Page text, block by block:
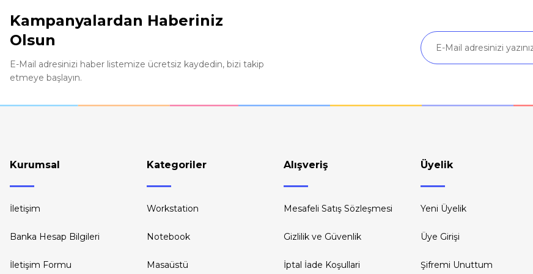
Ürün bilgilerinde hatalar bulunuyor.
Ürün fiyatı diğer sitelerden daha pahalı.
Kampanyalardan Haberiniz
Olsun
E-Mail adresinizi haber listemize ücretsiz kaydedin, bizi takip
etmeye başlayın.
Kurumsal
İletişim
Banka Hesap Bilgileri
İletişim Formu
Kategoriler
Workstation
Notebook
Masaüstü
Alışveriş
Mesafeli Satış Sözleşmesi
Gizlilik ve Güvenlik
İptal İade Koşullari
Üyelik
Yeni Üyelik
Üye Girişi
Şifremi Unuttum